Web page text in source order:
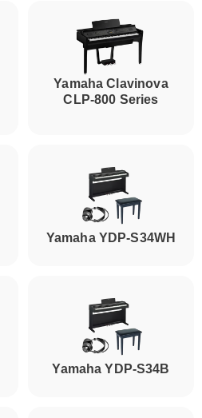
Yamaha Clavinova
CLP-800 Series
Yamaha YDP-S34WH
Yamaha YDP-S34B